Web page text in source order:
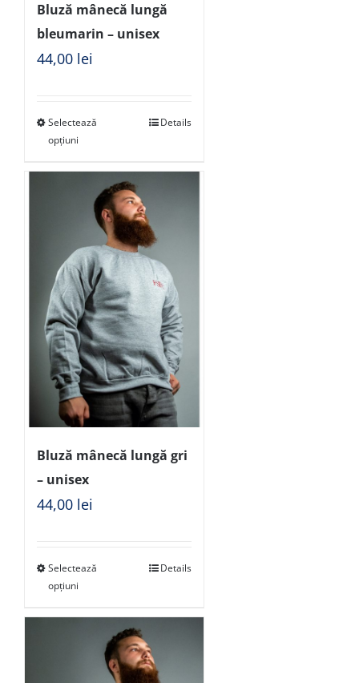
Bluză mânecă lungă
bleumarin – unisex
44,00 lei
Selectează
opțiuni
Details
Bluză mânecă lungă gri
– unisex
44,00 lei
Selectează
opțiuni
Details